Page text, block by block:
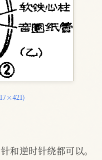
和逆时针绕都可以。